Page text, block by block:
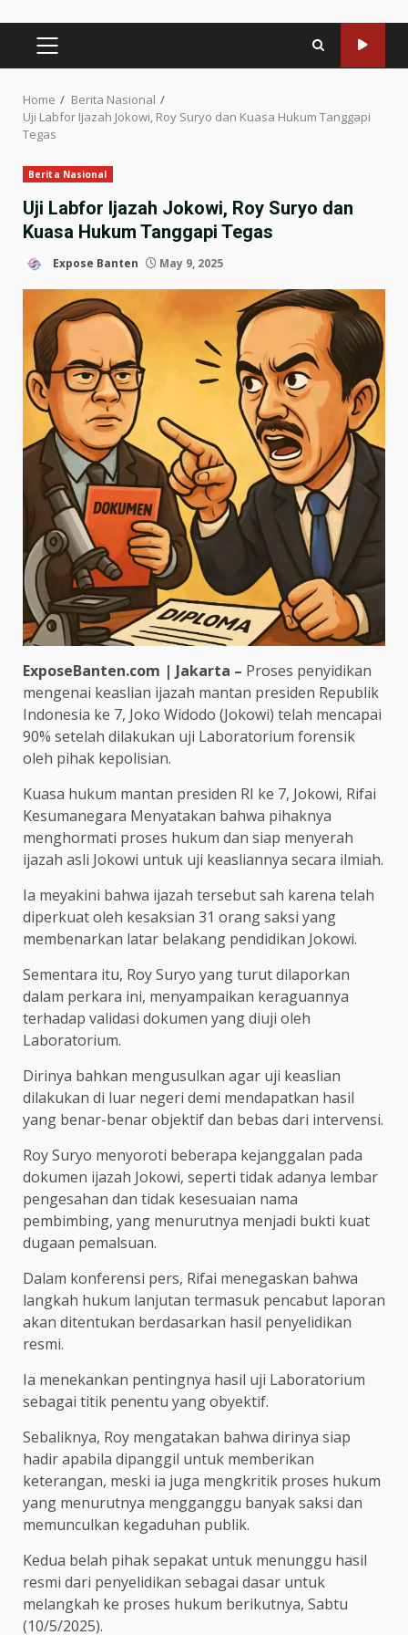
PRIMARY
MENU
Home
Berita Nasional
Uji Labfor Ijazah Jokowi, Roy Suryo dan Kuasa Hukum Tanggapi
Tegas
Berita Nasional
Uji Labfor Ijazah Jokowi, Roy Suryo dan
Kuasa Hukum Tanggapi Tegas
Expose Banten May 9, 2025
ExposeBanten.com | Jakarta – Proses penyidikan
mengenai keaslian ijazah mantan presiden Republik
Indonesia ke 7, Joko Widodo (Jokowi) telah mencapai
90% setelah dilakukan uji Laboratorium forensik
oleh pihak kepolisian.
Kuasa hukum mantan presiden RI ke 7, Jokowi, Rifai
Kesumanegara Menyatakan bahwa pihaknya
menghormati proses hukum dan siap menyerah
ijazah asli Jokowi untuk uji keasliannya secara ilmiah.
Ia meyakini bahwa ijazah tersebut sah karena telah
diperkuat oleh kesaksian 31 orang saksi yang
membenarkan latar belakang pendidikan Jokowi.
Sementara itu, Roy Suryo yang turut dilaporkan
dalam perkara ini, menyampaikan keraguannya
terhadap validasi dokumen yang diuji oleh
Laboratorium.
Dirinya bahkan mengusulkan agar uji keaslian
dilakukan di luar negeri demi mendapatkan hasil
yang benar-benar objektif dan bebas dari intervensi.
Roy Suryo menyoroti beberapa kejanggalan pada
dokumen ijazah Jokowi, seperti tidak adanya lembar
pengesahan dan tidak kesesuaian nama
pembimbing, yang menurutnya menjadi bukti kuat
dugaan pemalsuan.
Dalam konferensi pers, Rifai menegaskan bahwa
langkah hukum lanjutan termasuk pencabut laporan
akan ditentukan berdasarkan hasil penyelidikan
resmi.
Ia menekankan pentingnya hasil uji Laboratorium
sebagai titik penentu yang obyektif.
Sebaliknya, Roy mengatakan bahwa dirinya siap
hadir apabila dipanggil untuk memberikan
keterangan, meski ia juga mengkritik proses hukum
yang menurutnya mengganggu banyak saksi dan
memunculkan kegaduhan publik.
Kedua belah pihak sepakat untuk menunggu hasil
resmi dari penyelidikan sebagai dasar untuk
melangkah ke proses hukum berikutnya, Sabtu
(10/5/2025).